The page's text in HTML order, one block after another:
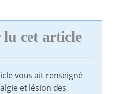
lu cet article
vous ait renseigné
et lésion des